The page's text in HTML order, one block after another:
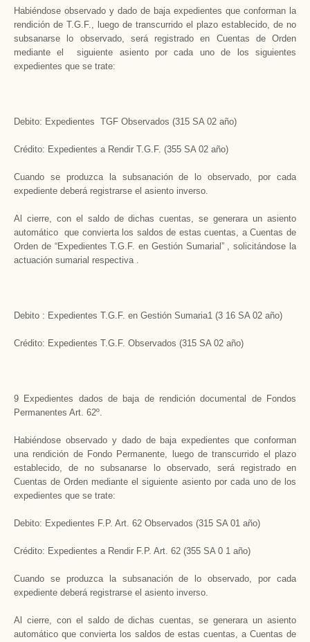
Habiéndose observado y dado de baja expedientes que conforman la
rendición de T.G.F., luego de transcurrido el plazo establecido, de no
subsanarse lo observado, será registrado en Cuentas de Orden
mediante el siguiente asiento por cada uno de los siguientes
expedientes que se trate:
Debito: Expedientes TGF Observados (315 SA 02 año)
Crédito: Expedientes a Rendir T.G.F. (355 SA 02 año)
Cuando se produzca la subsanación de lo observado, por cada
expediente deberá registrarse el asiento inverso.
Al cierre, con el saldo de dichas cuentas, se generara un asiento
automático que convierta los saldos de estas cuentas, a Cuentas de
Orden de “Expedientes T.G.F. en Gestión Sumarial” , solicitándose la
actuación sumarial respectiva .
Debito : Expedientes T.G.F. en Gestión Sumaria1 (3 16 SA 02 año)
Crédito: Expedientes T.G.F. Observados (315 SA 02 año)
9 Expedientes dados de baja de rendición documental de Fondos
Permanentes Art. 62º.
Habiéndose observado y dado de baja expedientes que conforman
una rendición de Fondo Permanente, luego de transcurrido el plazo
establecido, de no subsanarse lo observado, será registrado en
Cuentas de Orden mediante el siguiente asiento por cada uno de los
expedientes que se trate:
Debito: Expedientes F.P. Art. 62 Observados (315 SA 01 año)
Crédito: Expedientes a Rendir F.P. Art. 62 (355 SA 0 1 año)
Cuando se produzca la subsanación de lo observado, por cada
expediente deberá registrarse el asiento inverso.
Al cierre, con el saldo de dichas cuentas, se generara un asiento
automático que convierta los saldos de estas cuentas, a Cuentas de